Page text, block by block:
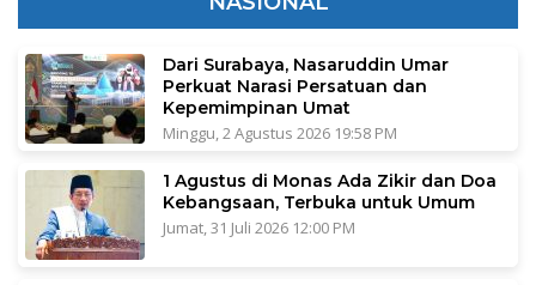
Dari Surabaya, Nasaruddin Umar
Perkuat Narasi Persatuan dan
Kepemimpinan Umat
Minggu, 2 Agustus 2026 19:58 PM
1 Agustus di Monas Ada Zikir dan Doa
Kebangsaan, Terbuka untuk Umum
Jumat, 31 Juli 2026 12:00 PM